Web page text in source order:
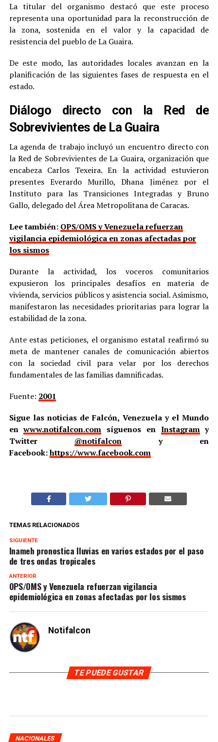
La titular del organismo destacó que este proceso
representa una oportunidad para la reconstrucción de
la zona, sostenida en el valor y la capacidad de
resistencia del pueblo de La Guaira.
De este modo, las autoridades locales avanzan en la
planificación de las siguientes fases de respuesta en el
estado.
Diálogo directo con la Red de
Sobrevivientes de La Guaira
La agenda de trabajo incluyó un encuentro directo con
la Red de Sobrevivientes de La Guaira, organización que
encabeza Carlos Texeira. En la actividad estuvieron
presentes Everardo Murillo, Dhana Jiménez por el
Instituto para las Transiciones Integradas y Bruno
Gallo, delegado del Área Metropolitana de Caracas.
Lee también: OPS/OMS y Venezuela refuerzan
vigilancia epidemiológica en zonas afectadas por
los sismos
Durante la actividad, los voceros comunitarios
expusieron los principales desafíos en materia de
vivienda, servicios públicos y asistencia social. Asimismo,
manifestaron las necesidades prioritarias para lograr la
estabilidad de la zona.
Ante estas peticiones, el organismo estatal reafirmó su
meta de mantener canales de comunicación abiertos
con la sociedad civil para velar por los derechos
fundamentales de las familias damnificadas.
Fuente: 2001
Sigue las noticias de Falcón, Venezuela y el Mundo
enwww.notifalcon.com síguenos en Instagramy
Twitter @notifalcony en
Facebook:https://www.facebook.com
TEMAS RELACIONADOS
SIGUIENTE
Inameh pronostica lluvias en varios estados por el paso
de tres ondas tropicales
ANTERIOR
OPS/OMS y Venezuela refuerzan vigilancia
epidemiológica en zonas afectadas por los sismos
Notifalcon
TE PUEDE GUSTAR
NACIONALES